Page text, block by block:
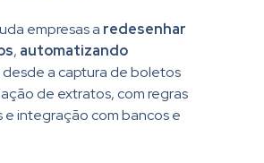
empresas a redesenhar
, automatizando
desde a captura de boletos
de extratos, com regras
integração com bancos e